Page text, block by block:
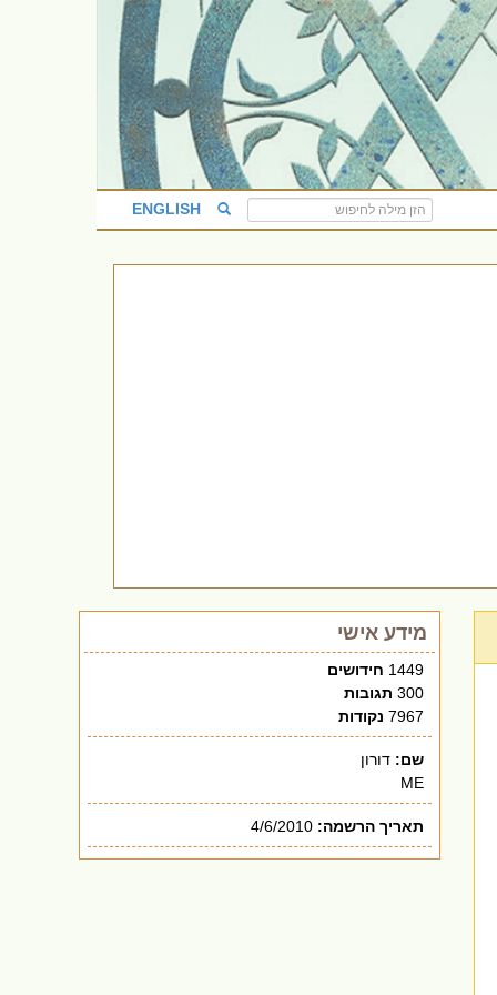
ENGLISH
מידע אישי
1449 חידושים
300 תגובות
7967 נקודות
שם: דורון
ME
תאריך הרשמה: 4/6/2010